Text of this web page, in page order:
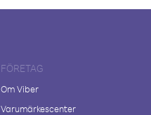
FÖRETAG
Om Viber
Varumärkescenter